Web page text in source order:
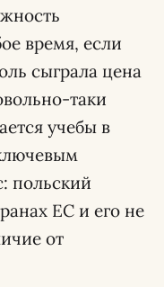
время, если
сыграла цена
таки
учебы в
польский
ЕС и его не
от